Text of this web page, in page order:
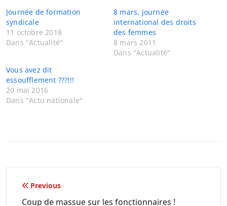
Journée de formation
syndicale
11 octobre 2018
Dans "Actualité"
8 mars, journée
international des droits
des femmes
8 mars 2011
Dans "Actualité"
Vous avez dit
essoufflement ???!!!
20 mai 2016
Dans "Actu nationale"
Navigation
de
Previous
Coup de massue sur les fonctionnaires !